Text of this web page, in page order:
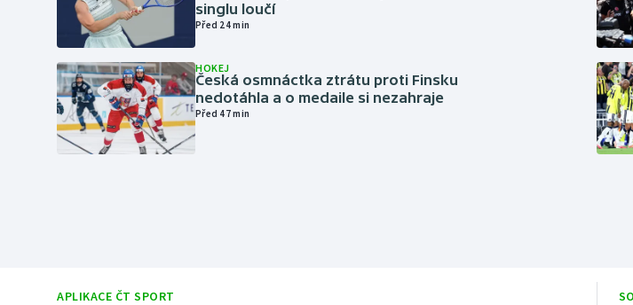
singlu loučí
Před 24 min
HOKEJ
Česká osmnáctka ztrátu proti Finsku
nedotáhla a o medaile si nezahraje
Před 47 min
APLIKACE ČT SPORT